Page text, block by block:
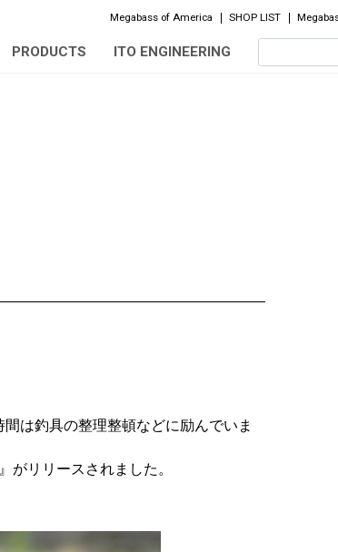
Megabass of America SHOP LIST
PRODUCTS ITO ENGINEERING
は釣具の整理整頓などに励んでいま
がリリースされました。